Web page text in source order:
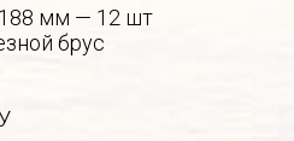
мм — 12 шт
брус